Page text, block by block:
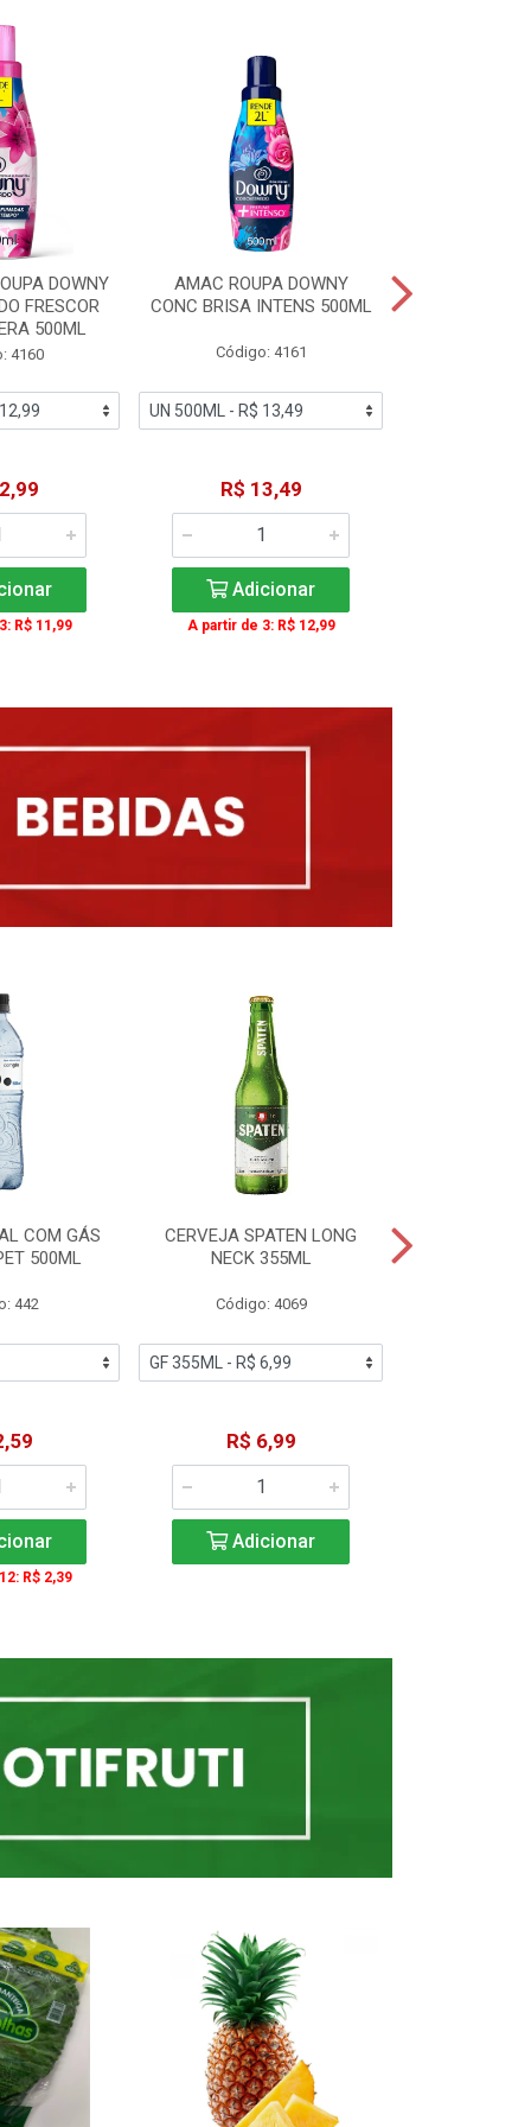
DOWNY
FRESCOR
500ML
4160
R$ 11,99
AMAC ROUPA DOWNY
CONC BRISA INTENS 500ML
Código: 4161
R$ 13,49
Adicionar
A partir de 3: R$ 12,99
COM GÁS
500ML
442
R$ 2,39
CERVEJA SPATEN LONG
NECK 355ML
Código: 4069
R$ 6,99
Adicionar